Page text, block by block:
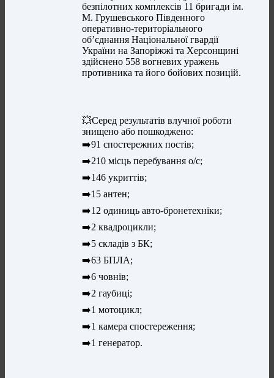
безпілотних комплексів 11 бригади ім.
М. Грушевського Південного
оперативно-територіального
об’єднання Національної гвардії
України на Запоріжжі та Херсонщині
здійснено 558 вогневих уражень
противника та його бойових позицій.
💥Серед результатів влучної роботи
знищено або пошкоджено:
➡️91 спостережних постів;
➡️210 місць перебування о/с;
➡️146 укриттів;
➡️15 антен;
➡️12 одиниць авто-бронетехніки;
➡️2 квадроцикли;
➡️5 складів з БК;
➡️63 БПЛА;
➡️6 човнів;
➡️2 гаубиці;
➡️1 мотоцикл;
➡️1 камера спостереження;
➡️1 генератор.